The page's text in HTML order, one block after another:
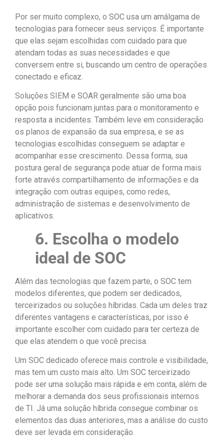
Por ser muito complexo, o SOC usa um amálgama de
tecnologias para fornecer seus serviços. É importante
que elas sejam escolhidas com cuidado para que
atendam todas as suas necessidades e que
conversem entre si, buscando um centro de operações
conectado e eficaz.
Soluções SIEM e SOAR geralmente são uma boa
opção pois funcionam juntas para o monitoramento e
resposta a incidentes. Também leve em consideração
os planos de expansão da sua empresa, e se as
tecnologias escolhidas conseguem se adaptar e
acompanhar esse crescimento. Dessa forma, sua
postura geral de segurança pode atuar de forma mais
forte através compartilhamento de informações e da
integração com outras equipes, como redes,
administração de sistemas e desenvolvimento de
aplicativos.
6. Escolha o modelo
ideal de SOC
Além das tecnologias que fazem parte, o SOC tem
modelos diferentes, que podem ser dedicados,
terceirizados ou soluções híbridas. Cada um deles traz
diferentes vantagens e características, por isso é
importante escolher com cuidado para ter certeza de
que elas atendem o que você precisa.
Um SOC dedicado oferece mais controle e visibilidade,
mas tem um custo mais alto. Um SOC terceirizado
pode ser uma solução mais rápida e em conta, além de
melhorar a demanda dos seus profissionais internos
de TI. Já uma solução híbrida consegue combinar os
elementos das duas anteriores, mas a análise do custo
deve ser levada em consideração.